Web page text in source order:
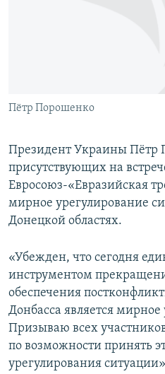
Все сайты RFE/RL
Пётр Порошенко
Президент Украины Пётр
присутствующих на
Евросоюз-«Евразийская
мирное урегулирование
Донецкой областях.
«Убежден, что сегодня
инструментом
обеспечения
Донбасса является мирное
Призываю всех
по возможности принять
урегулирования